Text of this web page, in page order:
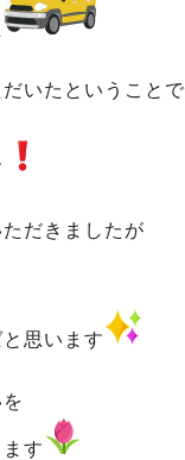
いたということで
だきましたが
思います
す